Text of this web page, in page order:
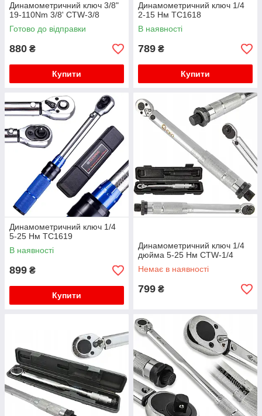
Динамометричний ключ 3/8"
19-110Nm 3/8' CTW-3/8
Готово до відправки
880 ₴
Купити
Динамометричний ключ 1/4
2-15 Нм TC1618
В наявності
789 ₴
Купити
Динамометричний ключ 1/4
5-25 Нм TC1619
В наявності
899 ₴
Купити
Динамометричний ключ 1/4
дюйма 5-25 Нм CTW-1/4
Немає в наявності
799 ₴